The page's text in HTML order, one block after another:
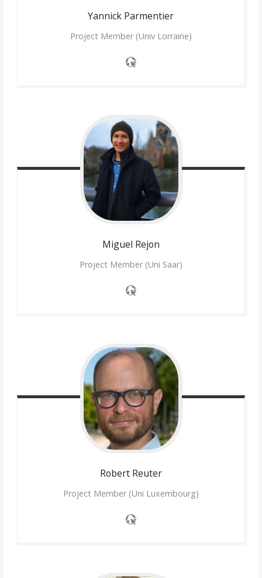
Yannick Parmentier
Project Member (Univ Lorraine)
Miguel Rejon
Project Member (Uni Saar)
Robert Reuter
Project Member (Uni Luxembourg)